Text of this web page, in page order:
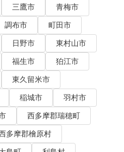
三鷹市
青梅市
調布市
町田市
日野市
東村山市
福生市
狛江市
東久留米市
稲城市
羽村市
西多摩郡瑞穂町
多摩郡檜原村